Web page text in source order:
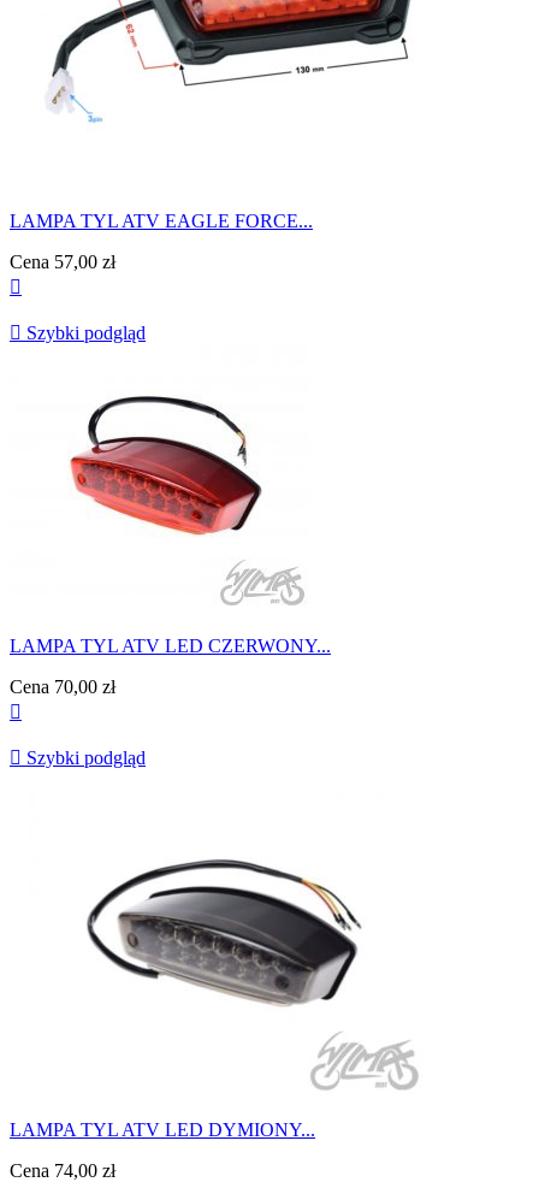
LAMPA TYL ATV EAGLE FORCE...
Cena 57,00 zł

 Szybki podgląd
LAMPA TYL ATV LED CZERWONY...
Cena 70,00 zł

 Szybki podgląd
LAMPA TYL ATV LED DYMIONY...
Cena 74,00 zł